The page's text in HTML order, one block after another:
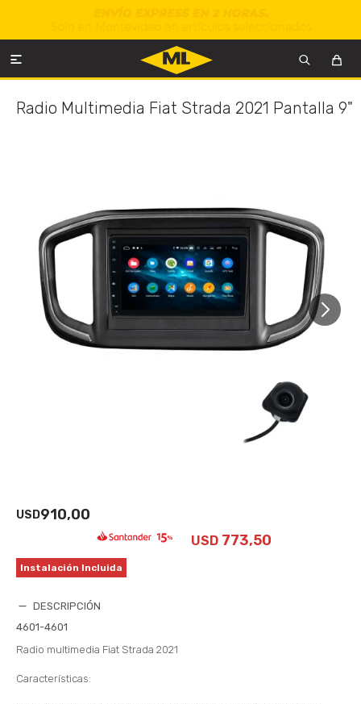

Radio Multimedia Fiat Strada 2021 Pantalla 9"
USD910,00
USD 773,50
Instalación Incluida
DESCRIPCIÓN
4601-4601
Radio multimedia Fiat Strada 2021
Características: